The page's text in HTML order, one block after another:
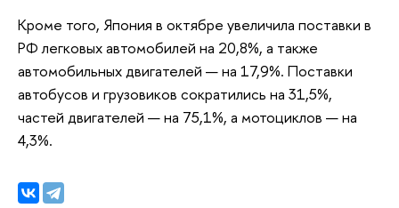
Кроме того, Япония в октябре увеличила поставки в
РФ легковых автомобилей на 20,8%, а также
автомобильных двигателей — на 17,9%. Поставки
автобусов и грузовиков сократились на 31,5%,
частей двигателей — на 75,1%, а мотоциклов — на
4,3%.